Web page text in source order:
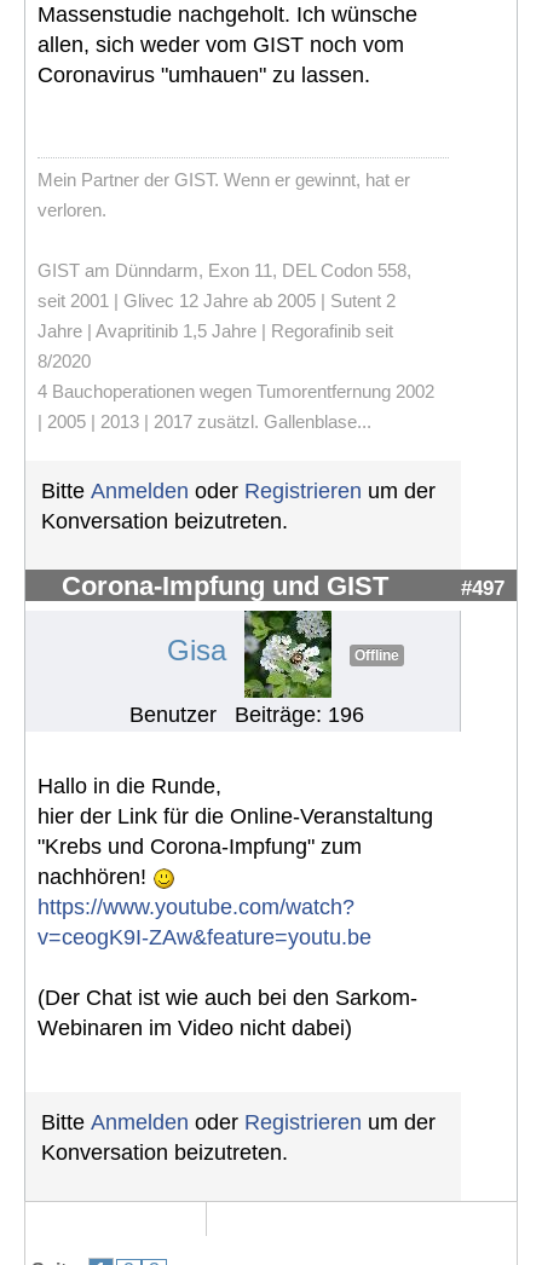
Massenstudie nachgeholt. Ich wünsche
allen, sich weder vom GIST noch vom
Coronavirus "umhauen" zu lassen.
Mein Partner der GIST. Wenn er gewinnt, hat er
verloren.
GIST am Dünndarm, Exon 11, DEL Codon 558,
seit 2001 | Glivec 12 Jahre ab 2005 | Sutent 2
Jahre | Avapritinib 1,5 Jahre | Regorafinib seit
8/2020
4 Bauchoperationen wegen Tumorentfernung 2002
| 2005 | 2013 | 2017 zusätzl. Gallenblase...
Bitte Anmelden oder Registrieren um der
Konversation beizutreten.
Corona-Impfung und GIST #497
Gisa Offline
Benutzer Beiträge: 196
Hallo in die Runde,
hier der Link für die Online-Veranstaltung
"Krebs und Corona-Impfung" zum
nachhören!
https://www.youtube.com/watch?
v=ceogK9I-ZAw&feature=youtu.be
(Der Chat ist wie auch bei den Sarkom-
Webinaren im Video nicht dabei)
Bitte Anmelden oder Registrieren um der
Konversation beizutreten.